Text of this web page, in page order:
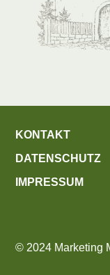
KONTAKT
DATENSCHUTZ
IMPRESSUM
© 2024 Marketing